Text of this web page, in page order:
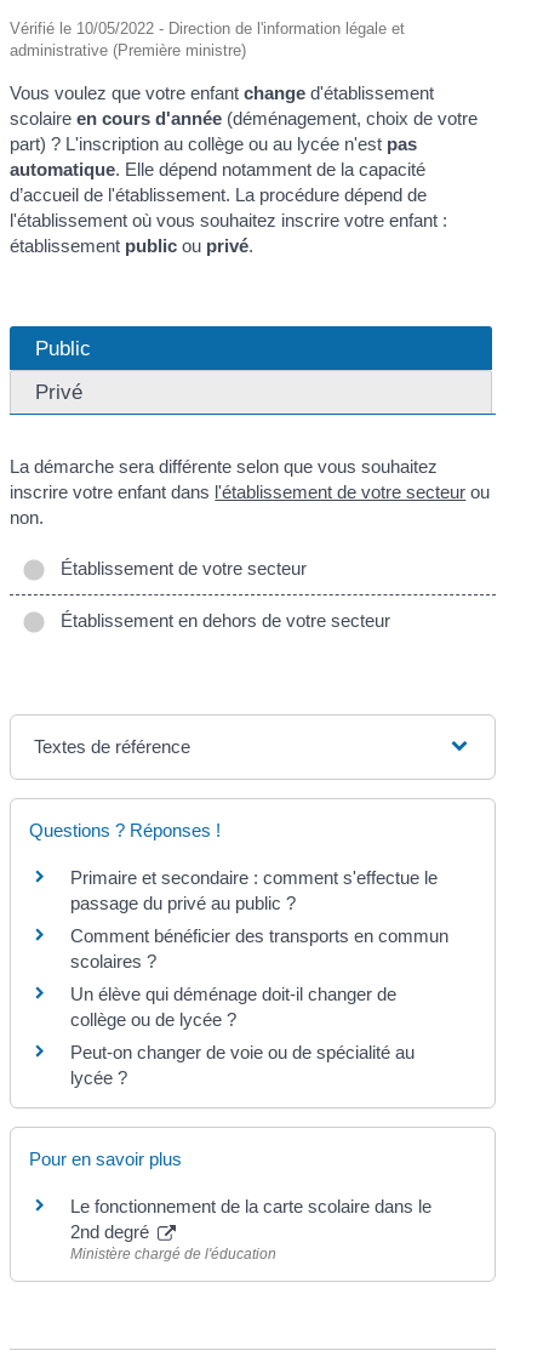
Vérifié le 10/05/2022 - Direction de l'information légale et
administrative (Première ministre)
Vous voulez que votre enfantchange d'établissement
scolaireen cours d'année (déménagement, choix de votre
part) ? L'inscription au collège ou au lycée n'est pas
automatique. Elle dépend notamment de la capacité
d’accueil de l'établissement. La procédure dépend de
l'établissement où vous souhaitez inscrire votre enfant :
établissement public ou privé.
Public
Privé
La démarche sera différente selon que vous souhaitez
inscrire votre enfant dans l'établissement de votre secteur ou
non.
Établissement de votre secteur
Établissement en dehors de votre secteur
Textes de référence
Questions ? Réponses !
Primaire et secondaire : comment s'effectue le
passage du privé au public ?
Comment bénéficier des transports en commun
scolaires ?
Un élève qui déménage doit-il changer de
collège ou de lycée ?
Peut-on changer de voie ou de spécialité au
lycée ?
Pour en savoir plus
Le fonctionnement de la carte scolaire dans le
2nd degré
Ministère chargé de l'éducation